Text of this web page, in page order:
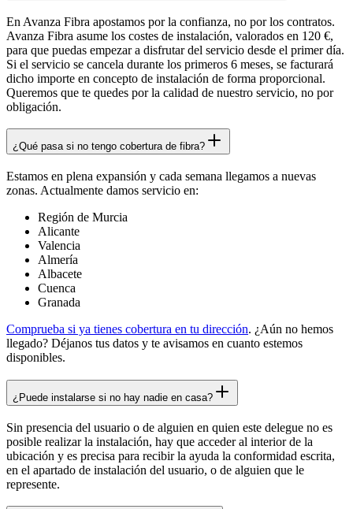
En Avanza Fibra apostamos por la confianza, no por los contratos.
Avanza Fibra asume los costes de instalación, valorados en 120 €,
para que puedas empezar a disfrutar del servicio desde el primer día.
Si el servicio se cancela durante los primeros 6 meses, se facturará
dicho importe en concepto de instalación de forma proporcional.
Queremos que te quedes por la calidad de nuestro servicio, no por
obligación.
¿Qué pasa si no tengo cobertura de fibra?
Estamos en plena expansión y cada semana llegamos a nuevas
zonas. Actualmente damos servicio en:
Región de Murcia
Alicante
Valencia
Almería
Albacete
Cuenca
Granada
Comprueba si ya tienes cobertura en tu dirección. ¿Aún no hemos
llegado? Déjanos tus datos y te avisamos en cuanto estemos
disponibles.
¿Puede instalarse si no hay nadie en casa?
Sin presencia del usuario o de alguien en quien este delegue no es
posible realizar la instalación, hay que acceder al interior de la
ubicación y es precisa para recibir la ayuda la conformidad escrita,
en el apartado de instalación del usuario, o de alguien que le
represente.